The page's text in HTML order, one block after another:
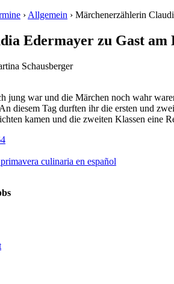
› Allgemein › Märchenerzählerin
Edermayer zu Gast am
Schausberger
jung war und die Märchen noch wahr
diesem Tag durften ihr die ersten und
kamen und die zweiten Klassen eine
culinaria en español